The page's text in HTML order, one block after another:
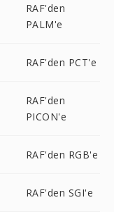
RAF'den
PALM'e
RAF'den PCT'e
RAF'den
PICON'e
RAF'den RGB'e
RAF'den SGI'e